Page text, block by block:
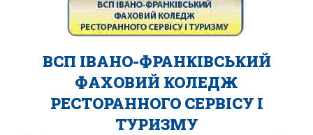
ВСП ІВАНО-ФРАНКІВСЬКИЙ
ФАХОВИЙ КОЛЕДЖ
РЕСТОРАННОГО СЕРВІСУ І
ТУРИЗМУ